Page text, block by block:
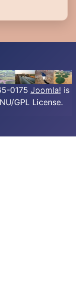
0175 Joomla! is
GPL License.